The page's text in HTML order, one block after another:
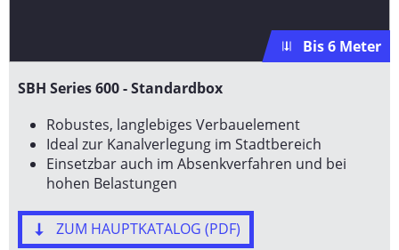
Bis 6 Meter
SBH Series 600 - Standardbox
Robustes, langlebiges Verbauelement
Ideal zur Kanalverlegung im Stadtbereich
Einsetzbar auch im Absenkverfahren und bei
hohen Belastungen
ZUM HAUPTKATALOG (PDF)